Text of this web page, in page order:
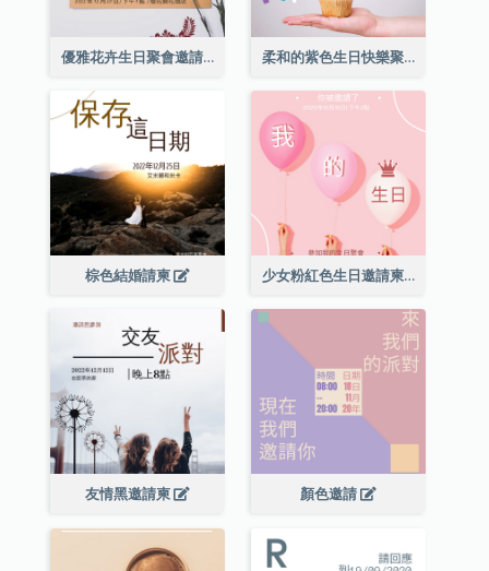
優雅花卉生日聚會邀請函 柔和的紫色生日快樂聚會請柬
棕色結婚請柬 少女粉紅色生日邀請柬
友情黑邀請柬 顏色邀請